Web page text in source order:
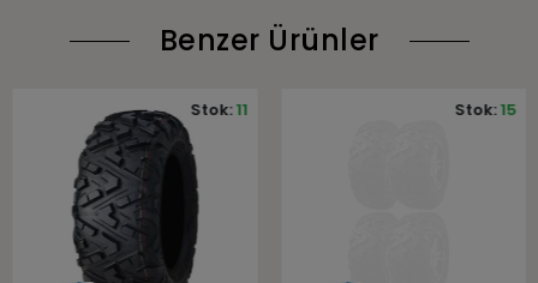
Benzer Ürünler
Stok:11 Stok:15